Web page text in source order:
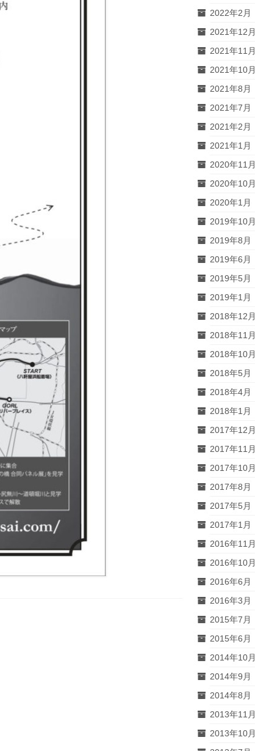
2022年2月
2021年12月
2021年11月
2021年10月
2021年8月
2021年7月
2021年2月
2021年1月
2020年11月
2020年10月
2020年1月
2019年10月
2019年8月
2019年6月
2019年5月
2019年1月
2018年12月
2018年11月
2018年10月
2018年5月
2018年4月
2018年1月
2017年12月
2017年11月
2017年10月
2017年8月
2017年5月
2017年1月
2016年11月
2016年10月
2016年6月
2016年3月
2015年7月
2015年6月
2014年10月
2014年9月
2014年8月
2013年11月
2013年10月